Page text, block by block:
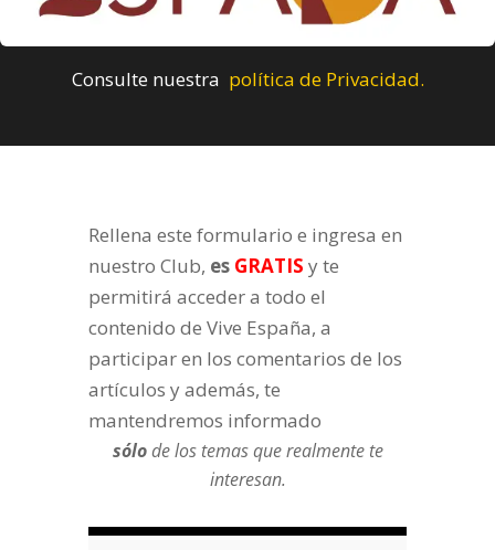
Consulte nuestra política de Privacidad.
Rellena este formulario e ingresa en
nuestro Club, es GRATIS y te
permitirá acceder a todo el
contenido de Vive España, a
participar en los comentarios de los
artículos y además, te
mantendremos informado
sólode los temas que realmente te
interesan.